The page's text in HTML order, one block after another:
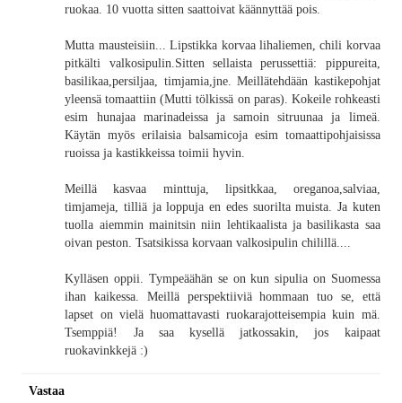
ruokaa. 10 vuotta sitten saattoivat käännyttää pois.
Mutta mausteisiin... Lipstikka korvaa lihaliemen, chili korvaa
pitkälti valkosipulin.Sitten sellaista perussettiä: pippureita,
basilikaa,persiljaa, timjamia,jne. Meillätehdään kastikepohjat
yleensä tomaattiin (Mutti tölkissä on paras). Kokeile rohkeasti
esim hunajaa marinadeissa ja samoin sitruunaa ja limeä.
Käytän myös erilaisia balsamicoja esim tomaattipohjaisissa
ruoissa ja kastikkeissa toimii hyvin.
Meillä kasvaa minttuja, lipsitkkaa, oreganoa,salviaa,
timjameja, tilliä ja loppuja en edes suorilta muista. Ja kuten
tuolla aiemmin mainitsin niin lehtikaalista ja basilikasta saa
oivan peston. Tsatsikissa korvaan valkosipulin chilillä....
Kylläsen oppii. Tympeäähän se on kun sipulia on Suomessa
ihan kaikessa. Meillä perspektiiviä hommaan tuo se, että
lapset on vielä huomattavasti ruokarajotteisempia kuin mä.
Tsemppiä! Ja saa kysellä jatkossakin, jos kaipaat
ruokavinkkejä :)
Vastaa